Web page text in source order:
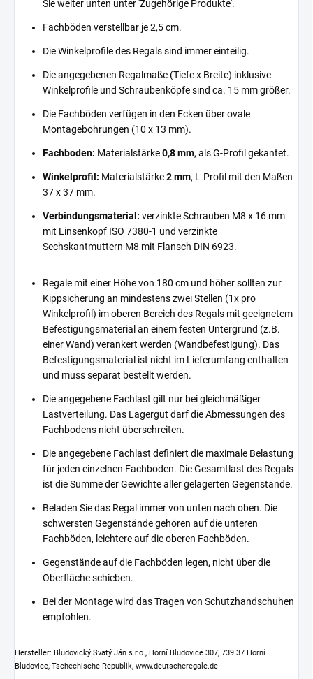
Sie weiter unten unter 'Zugehörige Produkte'.
Fachböden verstellbar je 2,5 cm.
Die Winkelprofile des Regals sind immer einteilig.
Die angegebenen Regalmaße (Tiefe x Breite) inklusive
Winkelprofile und Schraubenköpfe sind ca. 15 mm größer.
Die Fachböden verfügen in den Ecken über ovale
Montagebohrungen (10 x 13 mm).
Fachboden: Materialstärke0,8 mm, als G-Profil gekantet.
Winkelprofil: Materialstärke2 mm, L-Profil mit den Maßen
37 x 37 mm.
Verbindungsmaterial: verzinkte Schrauben M8 x 16 mm
mit Linsenkopf ISO 7380-1 und verzinkte
Sechskantmuttern M8 mit Flansch DIN 6923.
Regale mit einer Höhe von 180 cm und höher sollten zur
Kippsicherung an mindestens zwei Stellen (1x pro
Winkelprofil) im oberen Bereich des Regals mit geeignetem
Befestigungsmaterial an einem festen Untergrund (z.B.
einer Wand) verankert werden (Wandbefestigung). Das
Befestigungsmaterial ist nicht im Lieferumfang enthalten
und muss separat bestellt werden.
Die angegebene Fachlast gilt nur bei gleichmäßiger
Lastverteilung. Das Lagergut darf die Abmessungen des
Fachbodens nicht überschreiten.
Die angegebene Fachlast definiert die maximale Belastung
für jeden einzelnen Fachboden. Die Gesamtlast des Regals
ist die Summe der Gewichte aller gelagerten Gegenstände.
Beladen Sie das Regal immer von unten nach oben. Die
schwersten Gegenstände gehören auf die unteren
Fachböden, leichtere auf die oberen Fachböden.
Gegenstände auf die Fachböden legen, nicht über die
Oberfläche schieben.
Bei der Montage wird das Tragen von Schutzhandschuhen
empfohlen.
Hersteller: Bludovický Svatý Ján s.r.o., Horní Bludovice 307, 739 37 Horní
Bludovice, Tschechische Republik, www.deutscheregale.de